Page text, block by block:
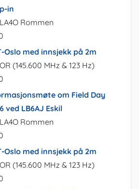
in
Rommen
Oslo med innsjekk på 2m
(145.600 MHz & 123 Hz)
om Field Day
ved LB6AJ Eskil
Rommen
Oslo med innsjekk på 2m
(145.600 MHz & 123 Hz)